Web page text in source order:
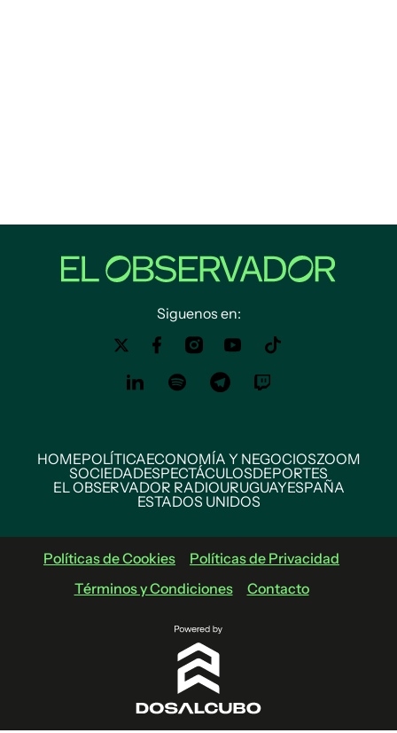
Siguenos en:
HOMEPOLÍTICAECONOMÍA Y NEGOCIOSZOOM
SOCIEDADESPECTÁCULOSDEPORTES
EL OBSERVADOR RADIOURUGUAYESPAÑA
ESTADOS UNIDOS
Políticas de Cookies
Políticas de Privacidad
Términos y Condiciones
Contacto